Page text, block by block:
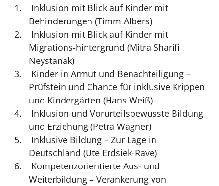
Inklusion mit Blick auf Kinder mit
Behinderungen (Timm Albers)
Inklusion mit Blick auf Kinder mit
Migrations-hintergrund (Mitra Sharifi
Neystanak)
Kinder in Armut und Benachteiligung –
Prüfstein und Chance für inklusive Krippen
und Kindergärten (Hans Weiß)
Inklusion und Vorurteilsbewusste Bildung
und Erziehung (Petra Wagner)
Inklusive Bildung – Zur Lage in
Deutschland (Ute Erdsiek-Rave)
Kompetenzorientierte Aus- und
Weiterbildung – Verankerung von